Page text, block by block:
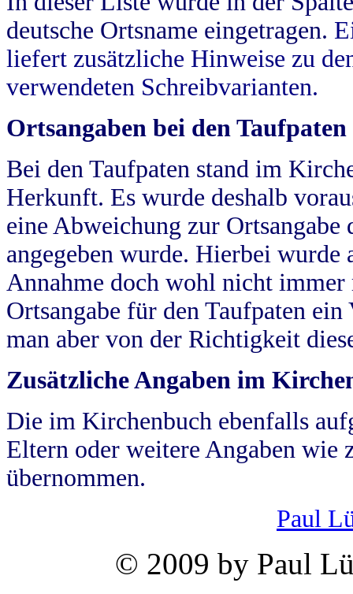
deutsche Ortsname eingetragen.
liefert zusätzliche Hinweise zu
verwendeten Schreibvarianten.
Ortsangaben bei den Taufpaten
Bei den Taufpaten stand im
Herkunft. Es wurde deshalb
eine Abweichung zur
angegeben wurde. Hierbei wurde
Annahme doch wohl nicht
Ortsangabe für den Taufpaten
man aber von der Richtigkeit
Zusätzliche Angaben im
Die im Kirchenbuch ebenfalls
Eltern oder weitere Angaben wie
übernommen.
Paul
© 2009 by Paul